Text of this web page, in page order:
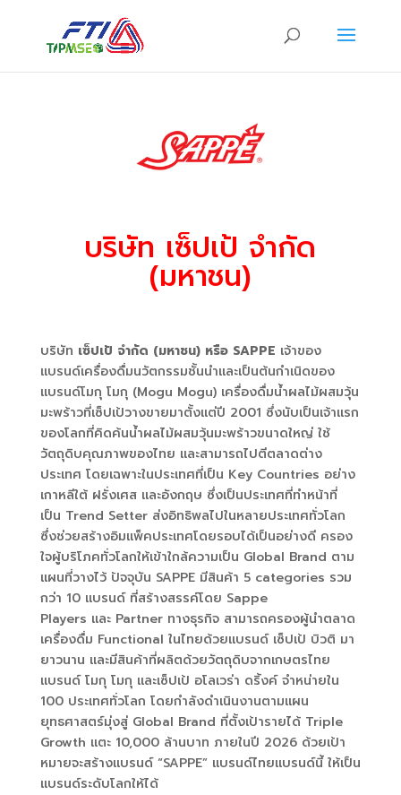
บริษัท เซ็ปเป้ จำกัด
(มหาชน)
บริษัท เซ็ปเป้ จำกัด (มหาชน) หรือ SAPPE เจ้าของ
แบรนด์เครื่องดื่มนวัตกรรมชั้นนำและเป็นต้นกำเนิดของ
แบรนด์โมกุ โมกุ (Mogu Mogu) เครื่องดื่มน้ำผลไม้ผสมวุ้น
มะพร้าวที่เซ็ปเป้วางขายมาตั้งแต่ปี 2001 ซึ่งนับเป็นเจ้าแรก
ของโลกที่คิดค้นน้ำผลไม้ผสมวุ้นมะพร้าวขนาดใหญ่ ใช้
วัตถุดิบคุณภาพของไทย และสามารถไปตีตลาดต่าง
ประเทศ โดยเฉพาะในประเทศที่เป็น Key Countries อย่าง
เกาหลีใต้ ฝรั่งเศส และอังกฤษ ซึ่งเป็นประเทศที่ทำหน้าที่
เป็น Trend Setter ส่งอิทธิพลไปในหลายประเทศทั่วโลก
ซึ่งช่วยสร้างอิมแพ็คประเทศโดยรอบได้เป็นอย่างดี ครอง
ใจผู้บริโภคทั่วโลกให้เข้าใกล้ความเป็น Global Brand ตาม
แผนที่วางไว้ ปัจจุบัน SAPPE มีสินค้า 5 categories รวม
กว่า 10 แบรนด์ ที่สร้างสรรค์โดย Sappe
Players และ Partner ทางธุรกิจ สามารถครองผู้นำตลาด
เครื่องดื่ม Functional ในไทยด้วยแบรนด์ เซ็ปเป้ บิวติ มา
ยาวนาน และมีสินค้าที่ผลิตด้วยวัตถุดิบจากเกษตรไทย
แบรนด์ โมกุ โมกุ และเซ็ปเป้ อโลเวร่า ดริ้งค์ จำหน่ายใน
100 ประเทศทั่วโลก โดยกำลังดำเนินงานตามแผน
ยุทธศาสตร์มุ่งสู่ Global Brand ที่ตั้งเป้ารายได้ Triple
Growth แตะ 10,000 ล้านบาท ภายในปี 2026 ด้วยเป้า
หมายจะสร้างแบรนด์ “SAPPE” แบรนด์ไทยแบรนด์นี้ ให้เป็น
แบรนด์ระดับโลกให้ได้